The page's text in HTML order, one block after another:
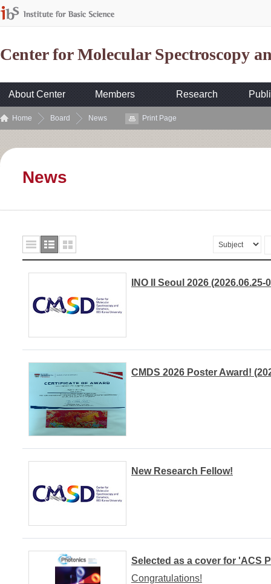
Center for Molecular Spectroscopy
About Center Members Research
Home Board News Print Page
News
INO II Seoul 2026
CMDS 2026 Poster Award!
New Research Fellow!
Selected as a cover for 'ACS
Congratulations!